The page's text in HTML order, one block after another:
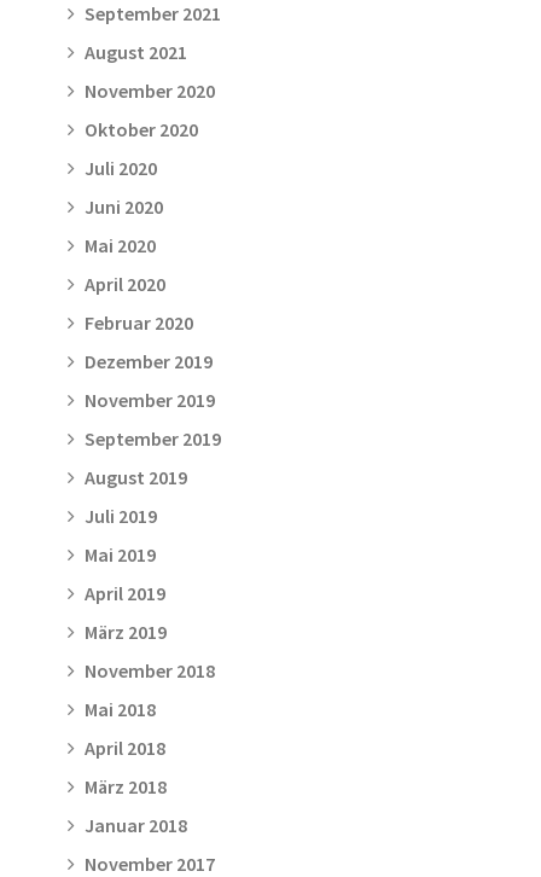
September 2021
August 2021
November 2020
Oktober 2020
Juli 2020
Juni 2020
Mai 2020
April 2020
Februar 2020
Dezember 2019
November 2019
September 2019
August 2019
Juli 2019
Mai 2019
April 2019
März 2019
November 2018
Mai 2018
April 2018
März 2018
Januar 2018
November 2017